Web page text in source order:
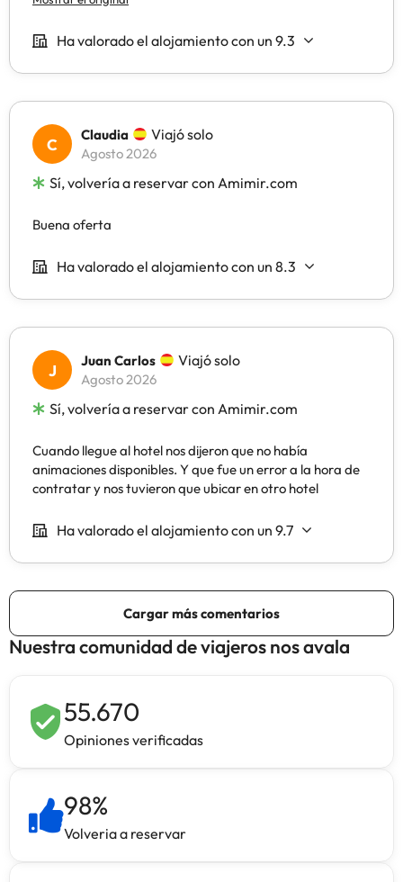
Nuestra comunidad de viajeros nos avala
55.670
Opiniones verificadas
98%
Volveria a reservar